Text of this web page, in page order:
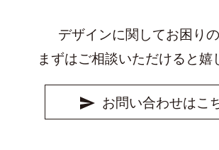
デザインに関してお困りの
まずはご相談いただけると嬉
お問い合わせはこ